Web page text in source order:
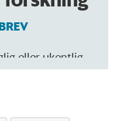
eller ukentlig